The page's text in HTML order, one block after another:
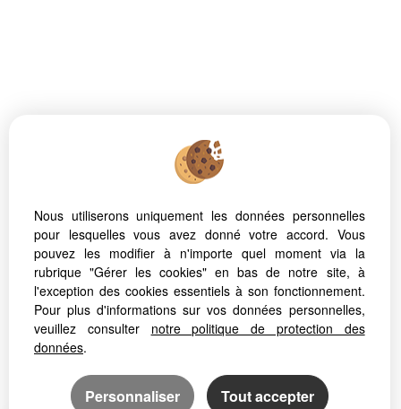
Nous utiliserons uniquement les données personnelles
pour lesquelles vous avez donné votre accord. Vous
pouvez les modifier à n'importe quel moment via la
rubrique "Gérer les cookies" en bas de notre site, à
l'exception des cookies essentiels à son fonctionnement.
Pour plus d'informations sur vos données personnelles,
veuillez consulter notre politique de protection des
données.
Personnaliser Tout accepter